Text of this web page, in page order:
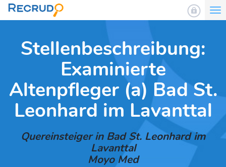
Stellenbeschreibung:
Examinierte
Altenpfleger (a) Bad St.
Leonhard im Lavanttal
Quereinsteiger in Bad St. Leonhard im
Lavanttal
Moyo Med